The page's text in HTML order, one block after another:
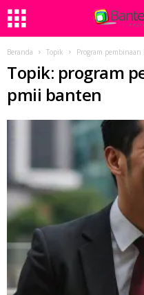
Beranda Topik Program
Topik: program
pmii banten